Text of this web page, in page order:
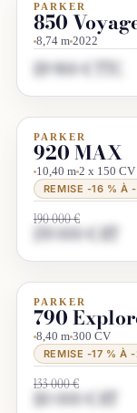
OCCASION
PARKER
850
8,74 m 2022
119 900 € TTC
DÉSTOCKAGE
PARKER
920 MAX
10,40 m 2 x 150
REMISE -16 % À
190 000 €
159 000 € HT
DÉSTOCKAGE
PARKER
790
8,40 m 300 CV
REMISE -17 % À
133 000 €
110 000 € HT